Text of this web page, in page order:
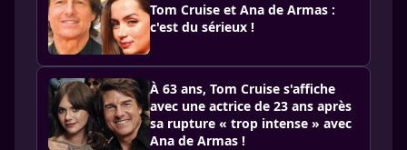
Tom Cruise et Ana de Armas :
c'est du sérieux !
À 63 ans, Tom Cruise s'affiche
avec une actrice de 23 ans après
sa rupture « trop intense » avec
Ana de Armas !